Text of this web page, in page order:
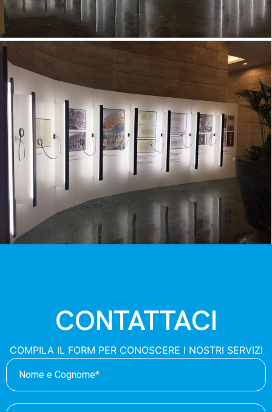
CONTATTACI
COMPILA IL FORM PER CONOSCERE I NOSTRI SERVIZI